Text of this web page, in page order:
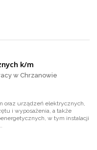
k/m
w Chrzanowie
oraz urządzeń elektrycznych,
i wyposażenia, a także
w tym instalacji